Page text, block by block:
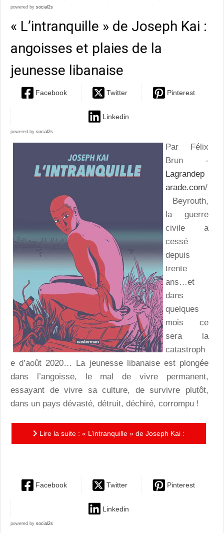
powered by social2s
« L’intranquille » de Joseph Kai :
angoisses et plaies de la
jeunesse libanaise
Facebook Twitter Pinterest
Linkedin
powered by social2s
Par Félix
Brun -
Lagrandep
arade.com/
Beyrouth,
la guerre
civile a
cessé
depuis
trente
ans…et
dans
quelques
mois ce
sera la
catastroph
e d’août 2020… La jeunesse libanaise est plongée
dans l’angoisse, le mal de vivre permanent,
essayant de vivre sa culture, de survivre plutôt,
dans un pays dévasté, détruit, déchiré, corrompu !
Lire la suite : « L’intranquille » de Joseph Kai :
Facebook Twitter Pinterest
Linkedin
powered by social2s